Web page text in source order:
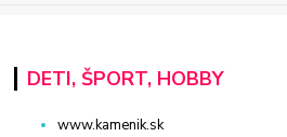
DETI, ŠPORT, HOBBY
www.kamenik.sk